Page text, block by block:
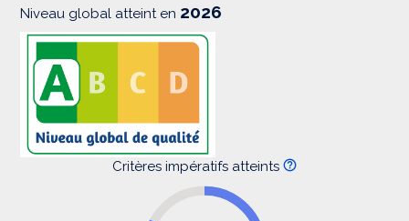
Niveau global atteint en 2026
Critères impératifs atteints